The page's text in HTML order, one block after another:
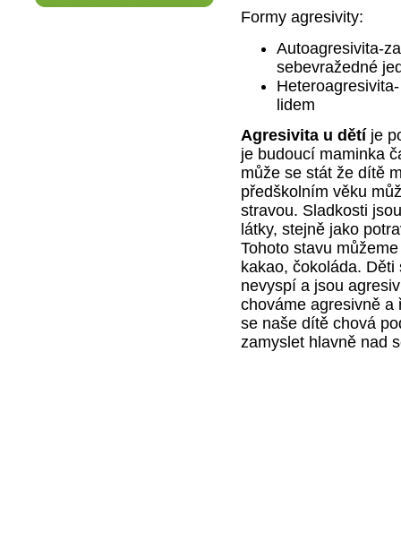
Formy agresivity:
Autoagresivita-
sebevražedné
lidem
Agresivita u dětí je
je budoucí maminka
může se stát že dítě
předškolním věku
stravou. Sladkosti
látky, stejně jako
Tohoto stavu
kakao, čokoláda.
nevyspí a jsou
chováme agresivně a
se naše dítě chová
zamyslet hlavně nad